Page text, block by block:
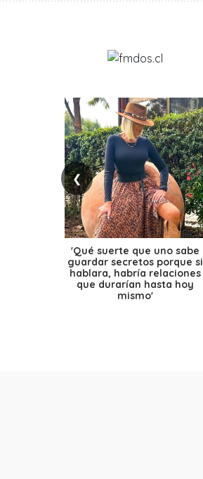
❮
'Qué suerte que uno sabe
guardar secretos porque si
hablara, habría relaciones
que durarían hasta hoy
mismo'